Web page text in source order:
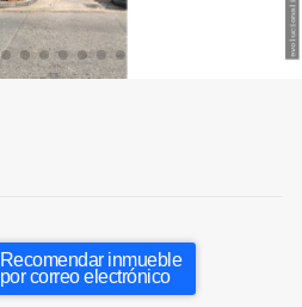
Recomendar inmueble
por correo electrónico